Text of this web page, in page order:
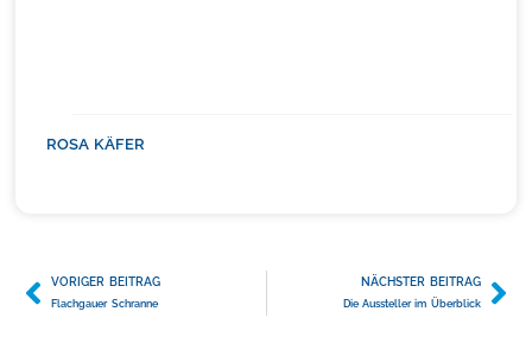
ROSA KÄFER
VORIGER BEITRAG
Flachgauer Schranne
NÄCHSTER BEITRAG
Die Aussteller im Überblick